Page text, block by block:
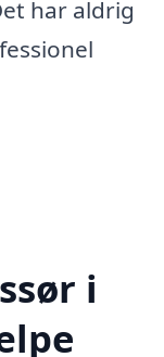
har aldrig
i